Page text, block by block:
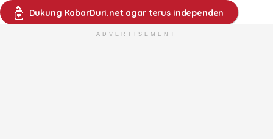
Dukung KabarDuri.net agar terus independen
ADVERTISEMENT